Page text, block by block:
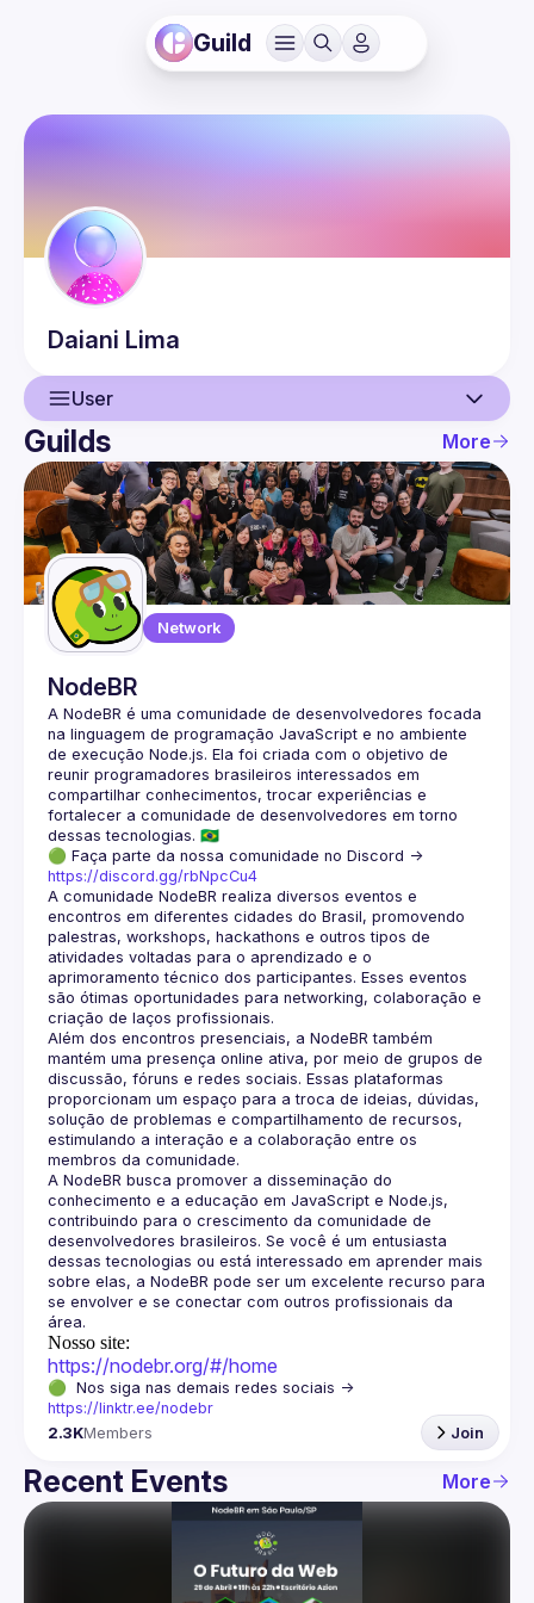
Guild
Daiani Lima
User
User
Events
Guilds
Guilds More
Network
NodeBR
A NodeBR é uma comunidade de desenvolvedores focada
na linguagem de programação JavaScript e no ambiente
de execução Node.js. Ela foi criada com o objetivo de
reunir programadores brasileiros interessados em
compartilhar conhecimentos, trocar experiências e
fortalecer a comunidade de desenvolvedores em torno
🟢 Faça parte da nossa comunidade no Discord ->
https://discord.gg/rbNpcCu4
A comunidade NodeBR realiza diversos eventos e
encontros em diferentes cidades do Brasil, promovendo
palestras, workshops, hackathons e outros tipos de
atividades voltadas para o aprendizado e o
aprimoramento técnico dos participantes. Esses eventos
são ótimas oportunidades para networking, colaboração e
Além dos encontros presenciais, a NodeBR também
mantém uma presença online ativa, por meio de grupos de
discussão, fóruns e redes sociais. Essas plataformas
proporcionam um espaço para a troca de ideias, dúvidas,
solução de problemas e compartilhamento de recursos,
estimulando a interação e a colaboração entre os
A NodeBR busca promover a disseminação do
conhecimento e a educação em JavaScript e Node.js,
contribuindo para o crescimento da comunidade de
desenvolvedores brasileiros. Se você é um entusiasta
dessas tecnologias ou está interessado em aprender mais
sobre elas, a NodeBR pode ser um excelente recurso para
se envolver e se conectar com outros profissionais da
Nosso site:
https://nodebr.org/#/home
https://linktr.ee/nodebr
2.3KMembers Join
Recent Events More